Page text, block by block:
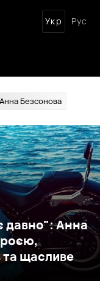
Укр Рус
Анна Безсонова
давно": Анна
та щасливе